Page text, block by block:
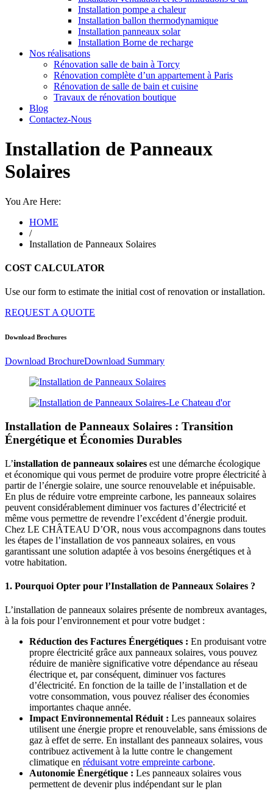
Installation pompe a chaleur
Installation ballon thermodynamique
Installation panneaux solar
Installation Borne de recharge
Nos réalisations
Rénovation salle de bain à Torcy
Rénovation complète d’un appartement à Paris
Rénovation de salle de bain et cuisine
Travaux de rénovation boutique
Blog
Contactez-Nous
Installation de Panneaux
Solaires
You Are Here:
HOME
/
Installation de Panneaux Solaires
COST CALCULATOR
Use our form to estimate the initial cost of renovation or installation.
REQUEST A QUOTE
Download Brochures
Download BrochureDownload Summary
Installation de Panneaux Solaires : Transition
Énergétique et Économies Durables
L’installation de panneaux solaires est une démarche écologique
et économique qui vous permet de produire votre propre électricité à
partir de l’énergie solaire, une source renouvelable et inépuisable.
En plus de réduire votre empreinte carbone, les panneaux solaires
peuvent considérablement diminuer vos factures d’électricité et
même vous permettre de revendre l’excédent d’énergie produit.
Chez LE CHÂTEAU D’OR, nous vous accompagnons dans toutes
les étapes de l’installation de vos panneaux solaires, en vous
garantissant une solution adaptée à vos besoins énergétiques et à
votre habitation.
1. Pourquoi Opter pour l’Installation de Panneaux Solaires ?
L’installation de panneaux solaires présente de nombreux avantages,
à la fois pour l’environnement et pour votre budget :
Réduction des Factures Énergétiques : En produisant votre
propre électricité grâce aux panneaux solaires, vous pouvez
réduire de manière significative votre dépendance au réseau
électrique et, par conséquent, diminuer vos factures
d’électricité. En fonction de la taille de l’installation et de
votre consommation, vous pouvez réaliser des économies
importantes chaque année.
Impact Environnemental Réduit : Les panneaux solaires
utilisent une énergie propre et renouvelable, sans émissions de
gaz à effet de serre. En installant des panneaux solaires, vous
contribuez activement à la lutte contre le changement
climatique en réduisant votre empreinte carbone.
Autonomie Énergétique : Les panneaux solaires vous
permettent de devenir plus indépendant sur le plan